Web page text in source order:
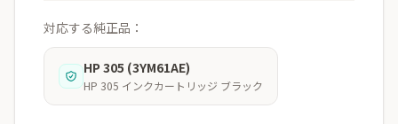
対応する純正品：
HP 305 (3YM61AE)
HP 305 インクカートリッジ ブラック